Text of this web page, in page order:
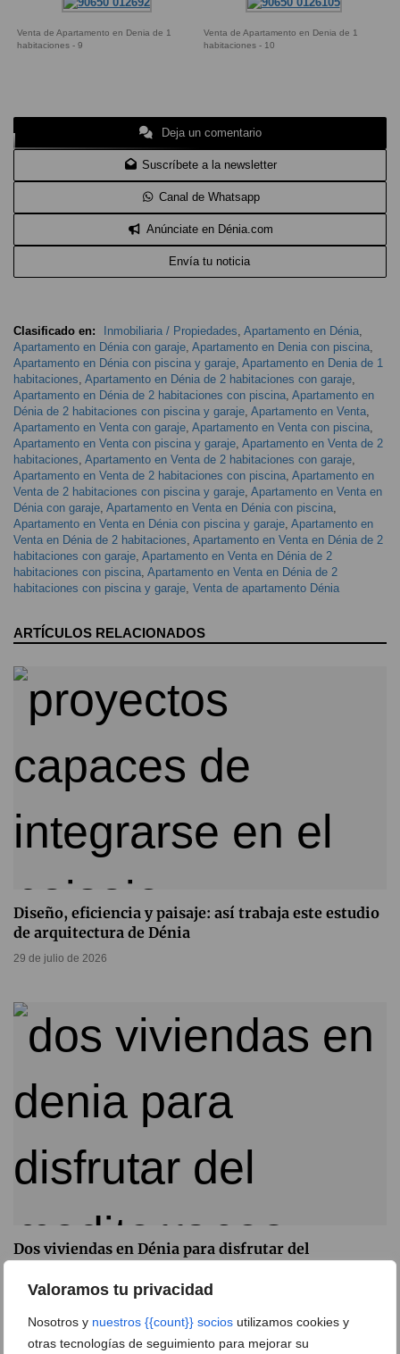
Valoramos tu privacidad
Nosotros y nuestros {{count}} socios utilizamos cookies y
otras tecnologías de seguimiento para mejorar su
Venta de Apartamento en Denia de 1
habitaciones - 9
Venta de Apartamento en Denia de 1
habitaciones - 10
Deja un comentario
Suscríbete a la newsletter
Canal de Whatsapp
Anúnciate en Dénia.com
Envía tu noticia
Clasificado en: Inmobiliaria / Propiedades Apartamento en Dénia
Apartamento en Dénia con garaje Apartamento en Denia con piscina
Apartamento en Dénia con piscina y garaje Apartamento en Denia de 1
habitaciones Apartamento en Dénia de 2 habitaciones con garaje
Apartamento en Dénia de 2 habitaciones con piscina Apartamento en
Dénia de 2 habitaciones con piscina y garaje Apartamento en Venta
Apartamento en Venta con garaje Apartamento en Venta con piscina
Apartamento en Venta con piscina y garaje Apartamento en Venta de 2
habitaciones Apartamento en Venta de 2 habitaciones con garaje
Apartamento en Venta de 2 habitaciones con piscina Apartamento en
Venta de 2 habitaciones con piscina y garaje Apartamento en Venta en
Dénia con garaje Apartamento en Venta en Dénia con piscina
Apartamento en Venta en Dénia con piscina y garaje Apartamento en
Venta en Dénia de 2 habitaciones Apartamento en Venta en Dénia de 2
habitaciones con garaje Apartamento en Venta en Dénia de 2
habitaciones con piscina Apartamento en Venta en Dénia de 2
habitaciones con piscina y garaje Venta de apartamento Dénia
ARTÍCULOS RELACIONADOS
Diseño, eficiencia y paisaje: así trabaja este estudio
de arquitectura de Dénia
29 de julio de 2026
Dos viviendas en Dénia para disfrutar del
22 de julio de 2026